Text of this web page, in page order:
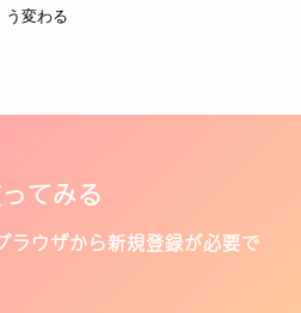
う変わる
てみる
ラウザから新規登録が必要で